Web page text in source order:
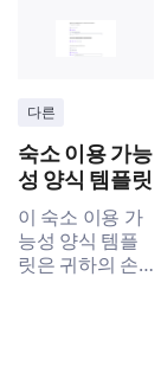
다른
숙소 이용 가능
성 양식 템플릿
이 숙소 이용 가
능성 양식 템플
릿은 귀하의 손